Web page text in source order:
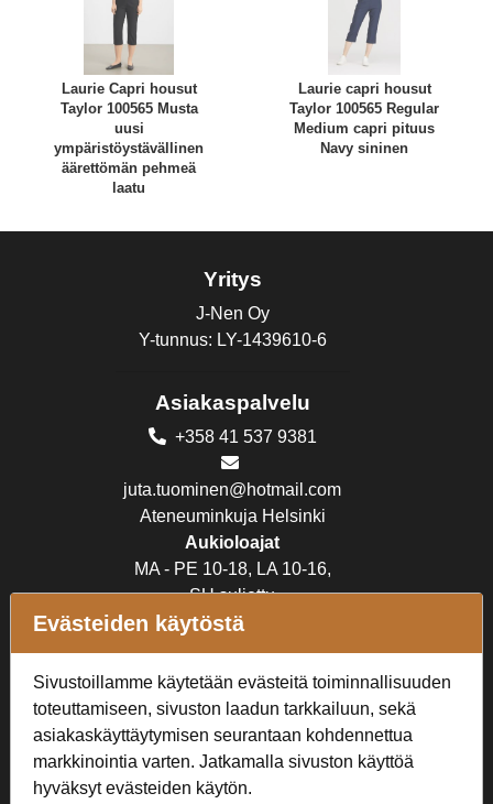
Laurie Capri housut
Taylor 100565 Musta
uusi
ympäristöystävällinen
äärettömän pehmeä
laatu
Laurie capri housut
Taylor 100565 Regular
Medium capri pituus
Navy sininen
Yritys
J-Nen Oy
Y-tunnus: LY-1439610-6
Asiakaspalvelu
+358 41 537 9381
juta.tuominen@hotmail.com
Ateneuminkuja Helsinki
Aukioloajat
MA - PE 10-18, LA 10-16,
SU suljettu
Verkkokauppa
Tilaus- ja toimitusehdot
Rekisteriseloste
Seuraa Meitä
Evästeiden käytöstä
Sivustoillamme käytetään evästeitä toiminnallisuuden
toteuttamiseen, sivuston laadun tarkkailuun, sekä
asiakaskäyttäytymisen seurantaan kohdennettua
markkinointia varten. Jatkamalla sivuston käyttöä
hyväksyt evästeiden käytön.